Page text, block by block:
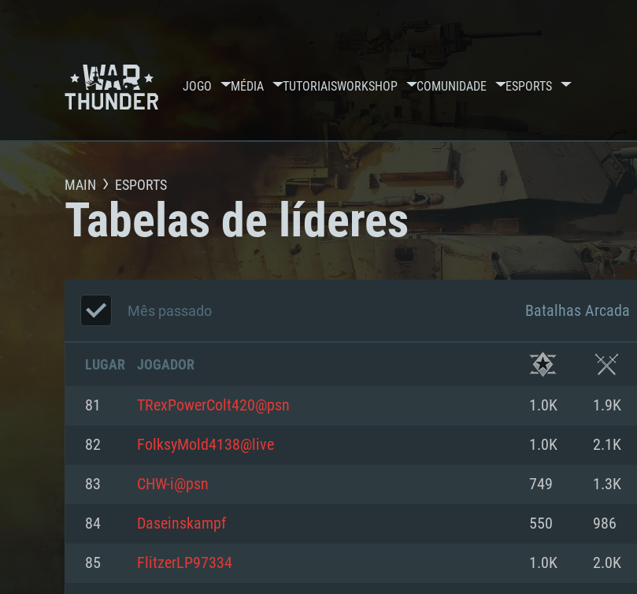
JOGO MÉDIA TUTORIAISWORKSHOP COMUNIDADE ESPORTS
MAIN ESPORTS
Tabelas de líderes
Mês passado Batalhas Arcada
LUGAR JOGADOR
81 TRexPowerColt420@psn 1.0K 1.9K
82 FolksyMold4138@live 1.0K 2.1K
83 CHW-i@psn 749 1.3K
84 Daseinskampf 550 986
85 FlitzerLP97334 1.0K 2.0K